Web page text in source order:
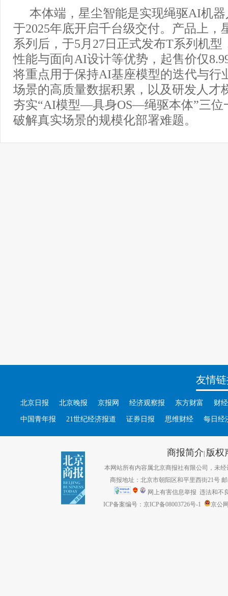
本体端，星尘智能是实现绳驱AI机
于2025年底开启千台级交付。产品上，
系列后，于5月27日正式发布T系列机型
性能与面向AI设计等优势，起售价仅
将重点用于保持AI基座模型的迭代与行
场景的高质量数据积累，以及研发人才
夯实“AI模型—具身OS—绳驱本体”三位
破解真实场景的规模化部署难题。
友情
北京日报 北京晚报 京报网 经济观察报 东方财富 财
中国青年报 21世纪经济报道 证券日报 思维财经 每日经
商报简介| 版权
本网站所有内容属北京商报社有限公司，未经
商报地址：北京市朝阳区和平里西街21号
网上有害信息举报 违法和不
ICP备案编号：京ICP备08003726号-1
京公